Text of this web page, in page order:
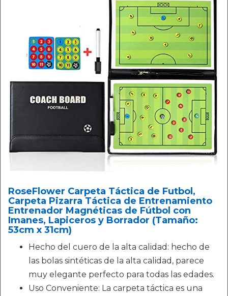
RoseFlower Carpeta Táctica de Futbol,
Carpeta Pizarra Táctica de Entrenamiento
Entrenador Magnéticas de Fútbol con
Imanes, Lapiceros y Borrador (Tamaño:
53cm x 31cm)
Hecho del cuero de la alta calidad: hecho de
las bolas sintéticas de la alta calidad, parece
muy elegante perfecto para todas las edades.
Uso Conveniente: La carpeta táctica es una